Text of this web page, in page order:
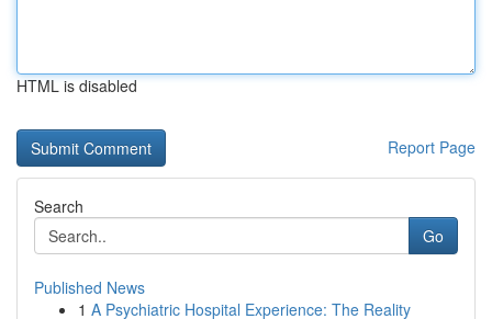
HTML is disabled
Report Page
Search
Go
Published News
1 A Psychiatric Hospital Experience: The Reality